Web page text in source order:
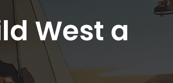
West a